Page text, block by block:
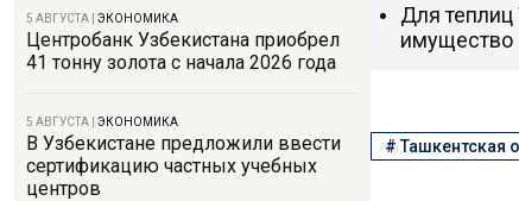
5 АВГУСТА ЭКОНОМИКА
Центробанк Узбекистана приобрел
41 тонну золота с начала 2026 года
5 АВГУСТА ЭКОНОМИКА
В Узбекистане предложили ввести
сертификацию частных учебных
центров
Для теплиц
имущество
#Ташкентская